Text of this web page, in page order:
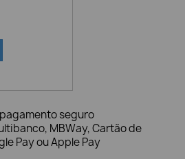
seguro
MBWay, Cartão de
Pay ou Apple Pay